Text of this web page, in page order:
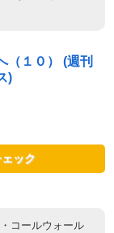
（１０） (週刊
)
ック
コールウォール